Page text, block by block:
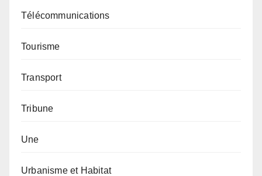
Télécommunications
Tourisme
Transport
Tribune
Une
Urbanisme et Habitat